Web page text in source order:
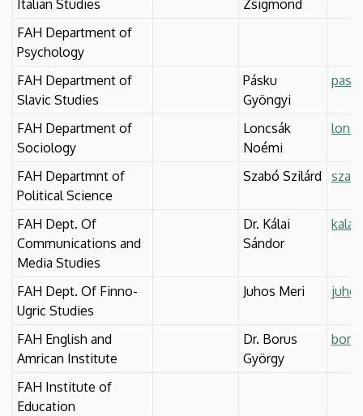
Italian Studies
Zsigmond
FAH Department of
Psychology
FAH Department of
Slavic Studies
Pásku
Gyöngyi
FAH Department of
Sociology
Loncsák
Noémi
FAH Departmnt of
Political Science
Szabó Szilárd
FAH Dept. Of
Communications and
Media Studies
Dr. Kálai
Sándor
FAH Dept. Of Finno-
Ugric Studies
Juhos Meri
FAH English and
Amrican Institute
Dr. Borus
György
FAH Institute of
Education